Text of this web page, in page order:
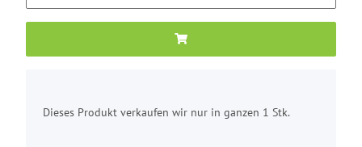
Dieses Produkt verkaufen wir nur in ganzen 1 Stk.